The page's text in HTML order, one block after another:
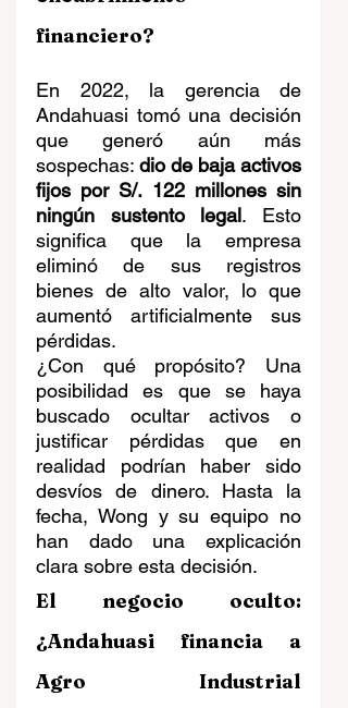
financiero?
En 2022, la gerencia de
Andahuasi tomó una decisión
que generó aún más
sospechas: dio de baja activos
fijos por S/. 122 millones sin
ningún sustento legal. Esto
significa que la empresa
eliminó de sus registros
bienes de alto valor, lo que
aumentó artificialmente sus
pérdidas.
¿Con qué propósito? Una
posibilidad es que se haya
buscado ocultar activos o
justificar pérdidas que en
realidad podrían haber sido
desvíos de dinero. Hasta la
fecha, Wong y su equipo no
han dado una explicación
clara sobre esta decisión.
El negocio oculto:
¿Andahuasi financia a
Agro Industrial